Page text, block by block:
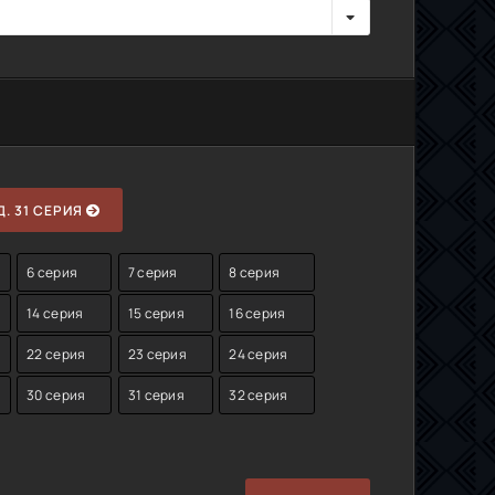
31 СЕРИЯ
6 серия 7 серия 8 серия
14 серия 15 серия 16 серия
22 серия 23 серия 24 серия
30 серия 31 серия 32 серия